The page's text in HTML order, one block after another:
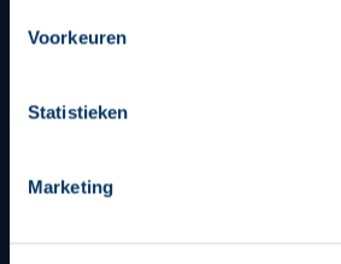
Voorkeuren
Statistieken
Marketing